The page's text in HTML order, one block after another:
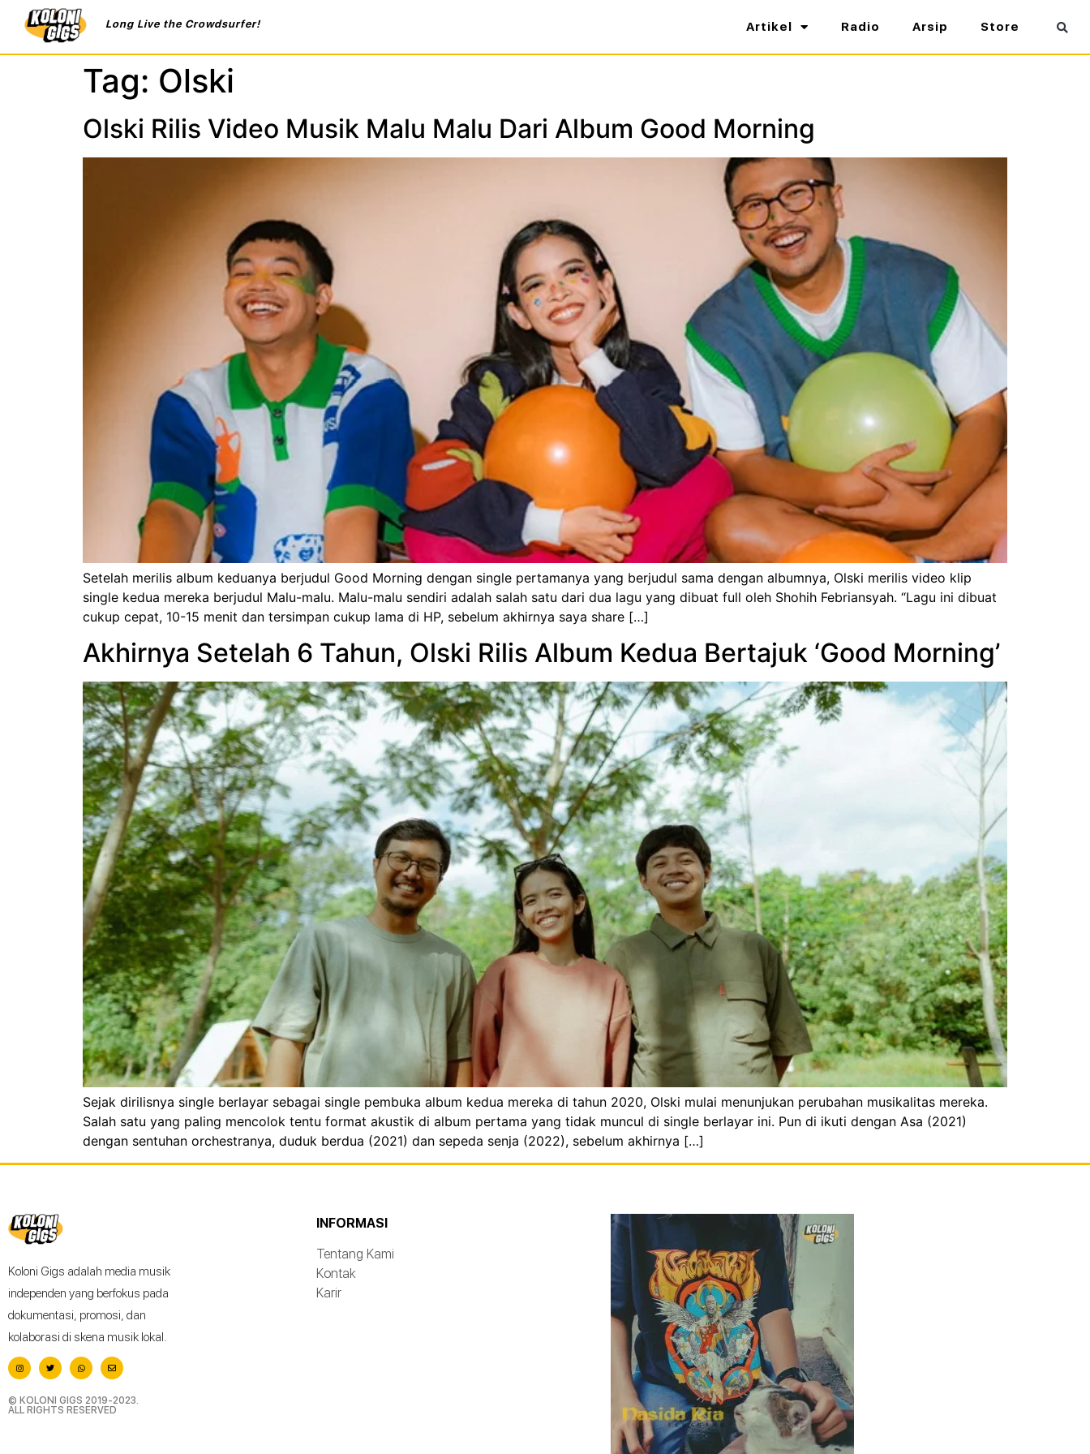
Long Live the Crowdsurfer! Artikel Radio Arsip Store
Tag: Olski
Olski Rilis Video Musik Malu Malu Dari Album Good Morning
Setelah merilis album keduanya berjudul Good Morning dengan single pertamanya yang berjudul sama dengan albumnya, Olski merilis video klip
single kedua mereka berjudul Malu-malu. Malu-malu sendiri adalah salah satu dari dua lagu yang dibuat full oleh Shohih Febriansyah. “Lagu ini dibuat
cukup cepat, 10-15 menit dan tersimpan cukup lama di HP, sebelum akhirnya saya share […]
Akhirnya Setelah 6 Tahun, Olski Rilis Album Kedua Bertajuk ‘Good Morning’
Sejak dirilisnya single berlayar sebagai single pembuka album kedua mereka di tahun 2020, Olski mulai menunjukan perubahan musikalitas mereka.
Salah satu yang paling mencolok tentu format akustik di album pertama yang tidak muncul di single berlayar ini. Pun di ikuti dengan Asa (2021)
dengan sentuhan orchestranya, duduk berdua (2021) dan sepeda senja (2022), sebelum akhirnya […]
Koloni Gigs adalah media musik
independen yang berfokus pada
dokumentasi, promosi, dan
kolaborasi di skena musik lokal.
© KOLONI GIGS 2019-2023.
ALL RIGHTS RESERVED
INFORMASI
Tentang Kami
Kontak
Karir